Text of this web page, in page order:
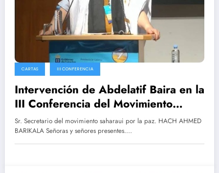
CARTAS III CONFERENCIA
Intervención de Abdelatif Baira en la
III Conferencia del Movimiento
Saharaui por la Paz
Sr. Secretario del movimiento saharaui por la paz. HACH AHMED
BARIKALA Señoras y señores presentes.…